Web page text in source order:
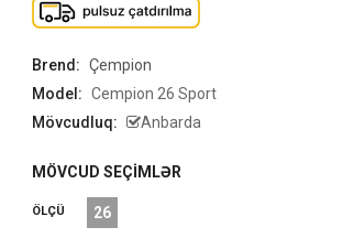
Brend: Çempion
Model: Cempion 26 Sport
Mövcudluq:
Anbarda
MÖVCUD SEÇIMLƏR
ÖLÇÜ 26